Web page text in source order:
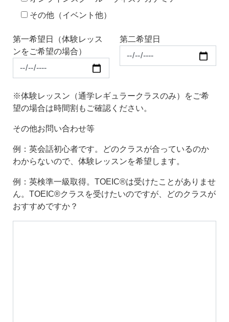
その他（イベント他）
第一希望日（体験レッス
ンをご希望の場合）
第二希望日
※体験レッスン（通学レギュラークラスのみ）をご希
望の場合は時間割もご確認ください。
その他お問い合わせ等
例：英会話初心者です。どのクラスが合っているのか
わからないので、体験レッスンを希望します。
例：英検準一級取得。TOEIC®は受けたことがありませ
ん。TOEIC®クラスを受けたいのですが、どのクラスが
おすすめですか？